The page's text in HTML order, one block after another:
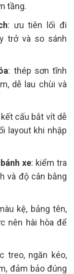
tầng.
: ưu tiên lối đi
trở và so sánh
: thép sơn tĩnh
dễ lau chùi và
kết cấu bắt vít dễ
layout khi nhập
xe: kiểm tra
và độ cân bằng
kệ, bảng tên,
nên hài hòa để
treo, ngăn kéo,
đảm bảo đúng